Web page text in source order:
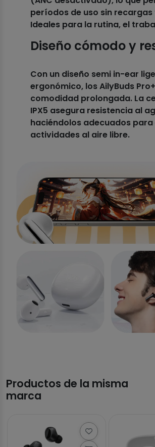
períodos de uso sin
Ideales para la rutina, el
Diseño cómodo y
Con un diseño semi in-ear
ergonómico, los AilyBuds
comodidad prolongada. La
IPX5 asegura resistencia al
haciéndolos adecuados para
actividades al aire libre.
Productos de la misma
marca